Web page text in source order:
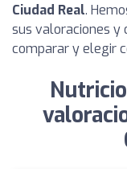
Ciudad Real.
sus valoraciones y
comparar y elegir